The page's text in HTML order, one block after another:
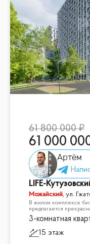
61 800 000
61 000
Артём
LIFE-
Можайский, ул.
В жилом комплексе
предлагается
3-комнатная
15 этаж